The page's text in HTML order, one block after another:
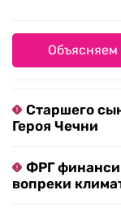
Объясняем
Старшего
Героя Чечни
ФРГ
вопреки